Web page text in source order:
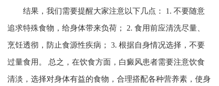
结果，我们需要提醒大家注意以下几点： 1. 不要随意
追求特殊食物，给身体带来负荷； 2. 食用前应清洗尽量、
烹饪透彻，防止食源性疾病； 3. 根据自身情况选择，不要
过量食用。 总之，在饮食方面，白癜风患者需要注意饮食
清淡，选择对身体有益的食物，合理搭配各种营养素，使身